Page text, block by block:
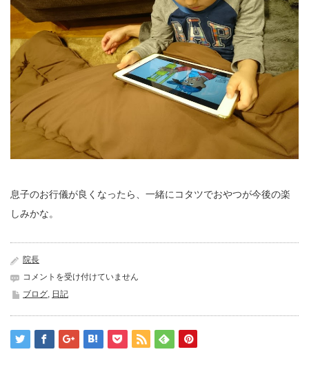
息子のお行儀が良くなったら、一緒にコタツでおやつが今後の楽
しみかな。
院長
か
み
ん
ど
は
コメントを受け付けていません
ブログ, 日記